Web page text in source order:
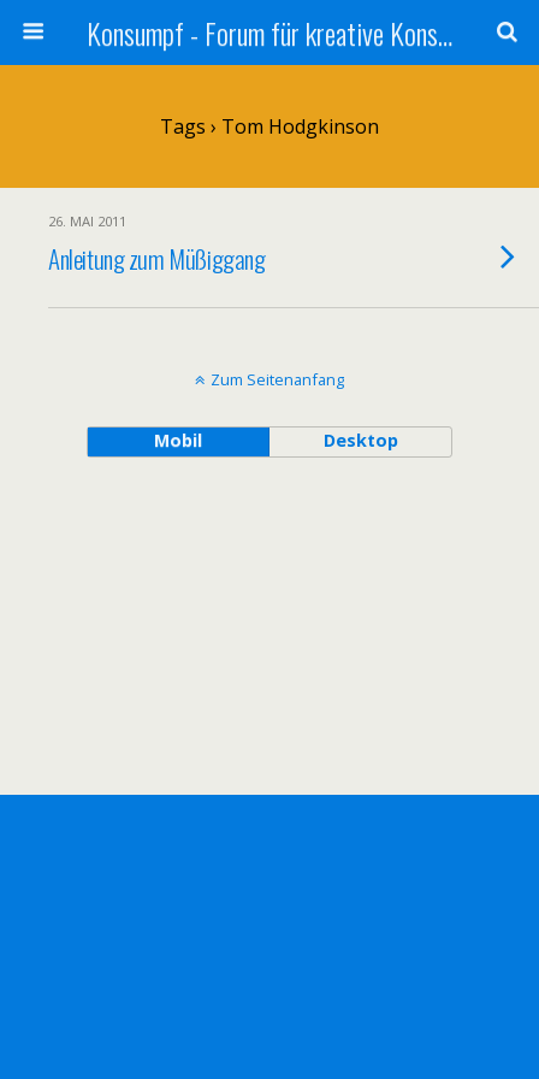
Konsumpf - Forum für kreative Konsumkritik - Culture Jamming, Nachhaltigkeit, Konzernkritik, Adbusting
Tags › Tom Hodgkinson
26. MAI 2011
Anleitung zum Müßiggang
Zum Seitenanfang
Mobil Desktop